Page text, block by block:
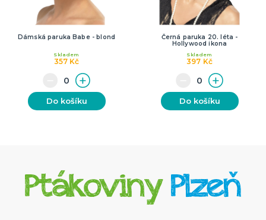
Dámská paruka Babe - blond
357 Kč
Skladem
Do košíku
Černá paruka 20. léta -
Hollywood ikona
397 Kč
Skladem
Do košíku